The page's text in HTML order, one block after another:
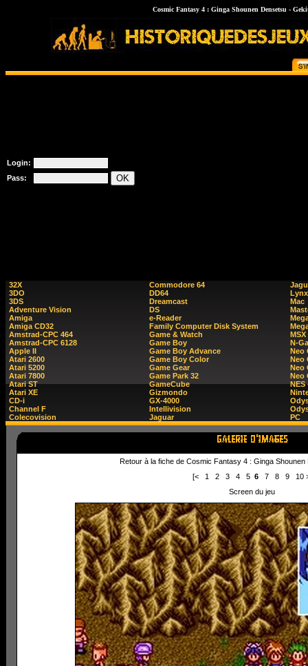
Cosmic Fantasy 4 : Ginga Shounen Densetsu -
Login:
Pass:
32X
3DO
3DS
Adventure Vision
Amiga
Amiga CD32
Amstrad-CPC 464
Amstrad-CPC 6128
Apple II
Atari 2600
Atari 5200
Atari 7800
Atari ST
Atari XE
CD-i
Channel F
Colecovision
Commodore 64
DD64
Dreamcast
DS
e-Reader
Family Computer Disk System
Game & Watch
Game Boy
Game Boy Advance
Game Boy Color
Game Gear
Game Park 32
GameCube
Gizmondo
GX-4000
Intellivision
Jaguar
Lynx
Mac
MSX
N-
Neo
Neo
Neo
Neo
NES
PC
Retour à la fiche de Cosmic Fantasy 4 : Ginga
[<
1 2 3 4 56 7 8 9 10
Screen du jeu